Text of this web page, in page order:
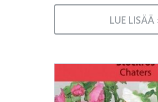
LUE LISÄÄ